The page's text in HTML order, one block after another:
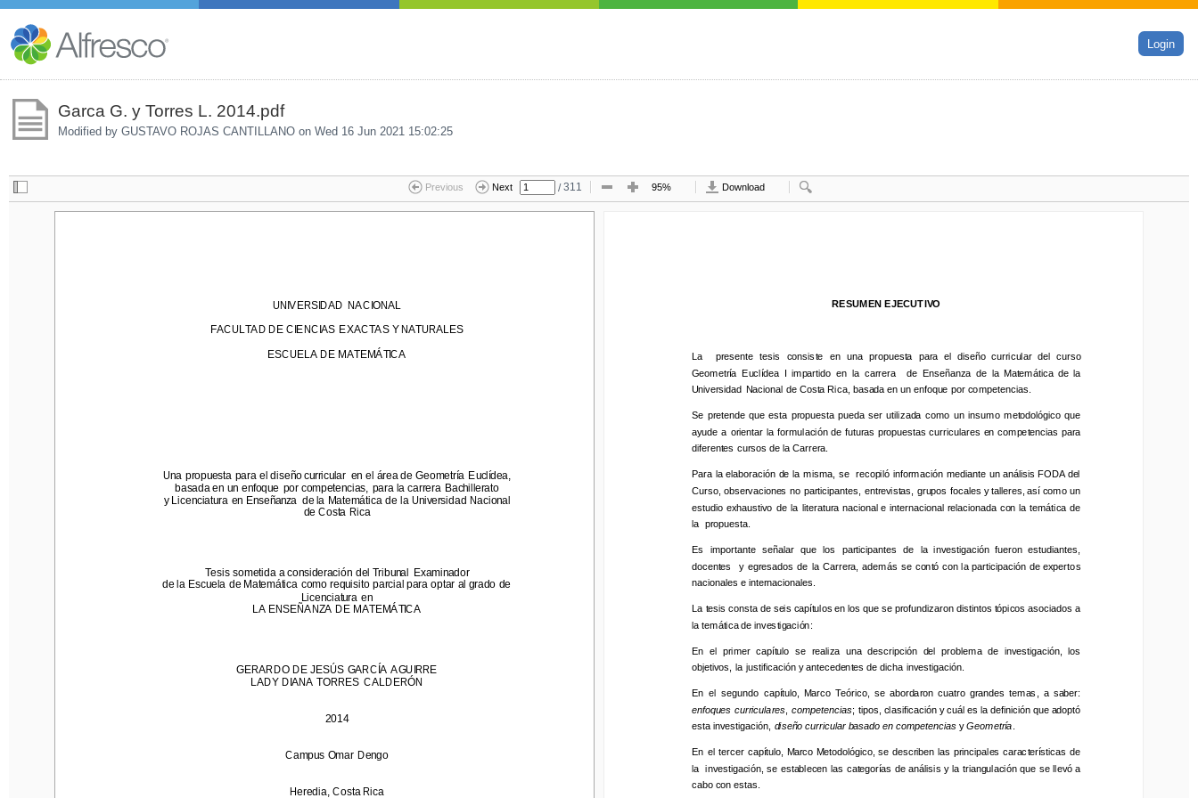
Login
Garca G. y Torres L. 2014.pdf
Modified by GUSTAVO ROJAS CANTILLANO on Wed 16 Jun 2021 15:02:25
Previous Next / 311 95% Download
NIVERSIDAD  NACIONAL
FACULTAD DE CIENCIAS  EXACTAS Y NATURALES
ESCUELA DE MATEMÁTICA
basada en un  enfoque  por competencias,  para la carrera Bachillerato
y Licenciatura  en Enseñanza  de la Matemática de la Universidad Nacional
de Costa Rica
la Escuela  de Matemática como requisito parcial para optar al grado de
Licenciatura  en
LA ENSEÑANZA DE MATEMÁTICA
LADY DIANA  TORRES  CALDERÓN
UNIVERSIDAD  NACIONAL
FACULTAD DE CIENCIAS  EXACTAS Y NATURALES
ESCUELA DE MATEMÁTICA
Una  propuesta para el diseño curricular  en el área de Geometría  Euclídea,
basada en un  enfoque  por competencias,  para la carrera Bachillerato
y Licenciatura  en Enseñanza  de la Matemática de la Universidad Nacional
de Costa Rica
Tesis sometida a consideración  del Tribunal  Examinador
de la Escuela  de Matemática como requisito parcial para optar al grado de
Licenciatura  en
LA ENSEÑANZA DE MATEMÁTICA
GERARDO DE JESÚS GARCÍA  AGUIRRE
LADY DIANA  TORRES  CALDERÓN
2014
Campus Omar  Dengo
Heredia, Costa Rica
RESUMEN EJECUTIVO
La    presente tesis  consiste  en una  propuesta  para  el  diseño  curricular
del  curso
ometría  Euclídea  I  impartido  en  la  carrera
Enseñanza  de  la  Matemática  de  la
ayude  a  orientar  la
formulación de futuras propuestas curricula
res en competencias para
diferentes cursos de la Carrera.
Curso, observaciones no participantes, entrevistas, grupos focales y talleres, así como un
estudio  exhaustivo de  la  literatura nacional e internacional relacionada con la temática de
la  propuesta.
docentes    y  egresados  de  la  Carrera,  además  se contó con la participación de expertos
nacionales e internacionales.
la temática de investigación:
objetivos, la just ificación y antecedentes de dicha investigación.
En  el  segundo
,  Marco  Teórico,  se  abordaron  cuatro  grandes  temas,  a  saber:
enfoques curriculares, competencias; tipos, clasificación y cuál es la definición que adoptó
esta investigación, diseño curricular basado en competencias y Geometría.
En  el  tercer  capítulo, Marco Metodológico, se describen las principales características de
la  investigación, se establecen las categorías de análisis y la triangulación que se llevó a
cabo con estas.
RESUMEN EJECUTIVO
La    presente tesis  consiste  en una  propuesta  para  el  diseño  curricular del  curso
Geometría  Euclídea  I  impartido  en  la  carrera de
Enseñanza  de  la  Matemática  de  la
Universidad  Nacional de Costa Rica, basada en un enfoque por competencias.
Se  pretende  que  esta  propuesta  pueda  ser  utilizada  como  un  insumo  metodológico que
ayude  a  orientar  la formulación de futuras propuestas curriculares en competencias para
diferentes cursos de la Carrera.
Para la elaboración de la misma, se  recopiló información mediante un análisis FODA del
Curso, observaciones no participantes, entrevistas, grupos focales y talleres, así como un
estudio  exhaustivo de  la  literatura nacional e internacional relacionada con la temática de
la  propuesta.
Es  importante  señalar  que  los  participantes  de  la  investigación  fueron  estudiantes,
docentes    y  egresados  de  la  Carrera,  además  se contó con la participación de expertos
nacionales e internacionales.
La tesis consta de seis capítulos en los que se profundizaron distintos tópicos asociados a
la temática de investigación:
En  el  primer  capítulo  se  realiza  una  descripción  del  problema  de  investigación,  los
objetivos, la justificación y antecedentes de dicha investigación.
En  el  segundo capítulo,  Marco  Teórico,  se  abordaron  cuatro  grandes  temas,  a  saber:
enfoques curriculares
competencias; tipos, clasificación y cuál es la definición que adoptó
esta investigación, diseño curricular basado en competencias y Geometría.
En  el  tercer  capítulo, Marco Metodológico, se describen las principales características de
la  investigación, se establecen las categorías de análisis y la triangulación que se llevó a
cabo con estas.